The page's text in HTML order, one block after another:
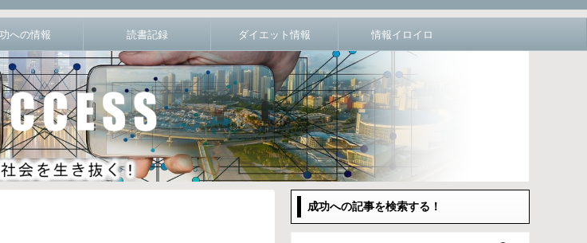
への情報 読書記録 ダイエット情報 情報イロイロ
成功への記事を検索する！